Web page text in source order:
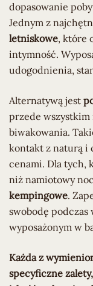
dopasowanie
Jednym z
letniskowe, które
intymność.
udogodnienia,
Alternatywą jest
przede wszystkim
biwakowania.
kontakt z naturą i
cenami. Dla tych,
niż namiotowy
kempingowe.
swobodę
wyposażonym w
Każda z
specyficzne